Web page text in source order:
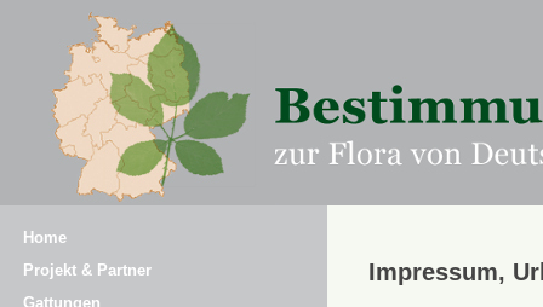
Home
Projekt & Partner
Gattungen
Impressum,